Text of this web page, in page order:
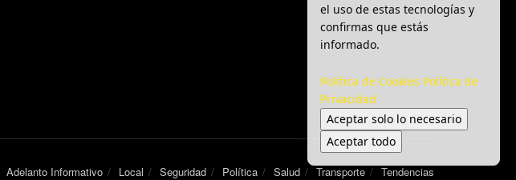
Adelanto Informativo Local Seguridad Política Salud Transporte Tendencias
el uso de estas tecnologías y
confirmas que estás
informado.
Política de Cookies Política de
Privacidad
Aceptar solo lo necesario
Aceptar todo